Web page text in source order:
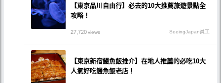
【東京品川自由行】必去的10大推薦旅遊景點全
攻略！
27,720views SeeingJapan員工
【東京新宿鰻魚飯推介】在地人推薦的必吃10大
人氣好吃鰻魚飯老店！